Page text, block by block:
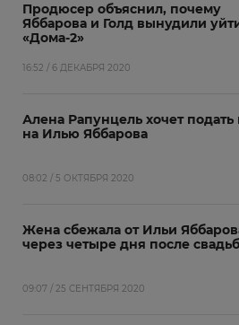
Продюсер объяснил, почему
Яббарова и Голд вынудили
«Дома-2»
16:52 / 6 ДЕКАБРЯ 2020
Алена Рапунцель хочет подать
на Илью Яббарова
08:02 / 5 ОКТЯБРЯ 2020
Жена сбежала от Ильи
через четыре дня после
09:07 / 25 СЕНТЯБРЯ 2020